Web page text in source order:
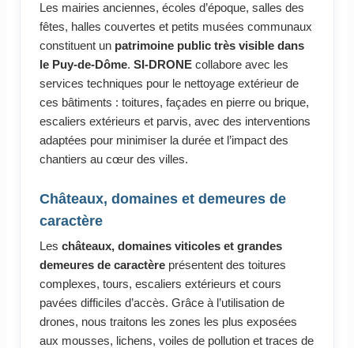
Les mairies anciennes, écoles d’époque, salles des
fêtes, halles couvertes et petits musées communaux
constituent un patrimoine public très visible dans
le Puy-de-Dôme. SI-DRONEcollabore avec les
services techniques pour le nettoyage extérieur de
ces bâtiments : toitures, façades en pierre ou brique,
escaliers extérieurs et parvis, avec des interventions
adaptées pour minimiser la durée et l’impact des
chantiers au cœur des villes.
Châteaux, domaines et demeures de
caractère
Les châteaux, domaines viticoles et grandes
demeures de caractèreprésentent des toitures
complexes, tours, escaliers extérieurs et cours
pavées difficiles d’accès. Grâce à l’utilisation de
drones, nous traitons les zones les plus exposées
aux mousses, lichens, voiles de pollution et traces de